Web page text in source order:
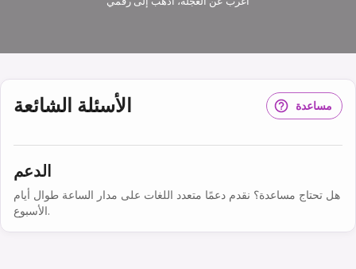
الأسئلة الشائعة مساعدة
الدعم
هل تحتاج مساعدة؟ نقدم دعمًا متعدد اللغات على مدار الساعة طوال أيام
الأسبوع.